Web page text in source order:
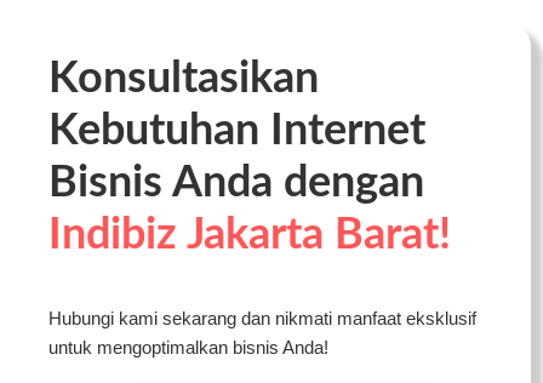
Konsultasikan
Kebutuhan Internet
Bisnis Anda dengan
Indibiz Jakarta Barat!
Hubungi kami sekarang dan nikmati manfaat eksklusif
untuk mengoptimalkan bisnis Anda!